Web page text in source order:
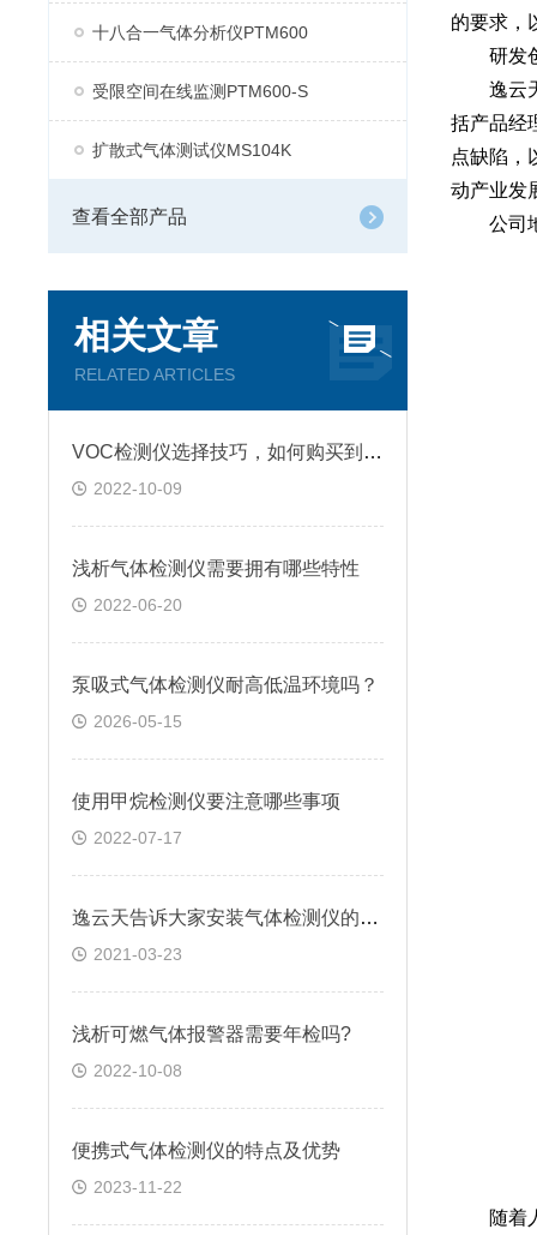
十八合一气体分析仪PTM600
受限空间在线监测PTM600-S
扩散式气体测试仪MS104K
查看全部产品
相关文章
RELATED ARTICLES
VOC检测仪选择技巧，如何购买到高质量仪器？
2022-10-09
浅析气体检测仪需要拥有哪些特性
2022-06-20
泵吸式气体检测仪耐高低温环境吗？
2026-05-15
使用甲烷检测仪要注意哪些事项
2022-07-17
逸云天告诉大家安装气体检测仪的四大要素
2021-03-23
浅析可燃气体报警器需要年检吗?
2022-10-08
便携式气体检测仪的特点及优势
2023-11-22
的要求，
研发
逸云天
括产品经
点缺陷，
动产业发
公司地
随着人